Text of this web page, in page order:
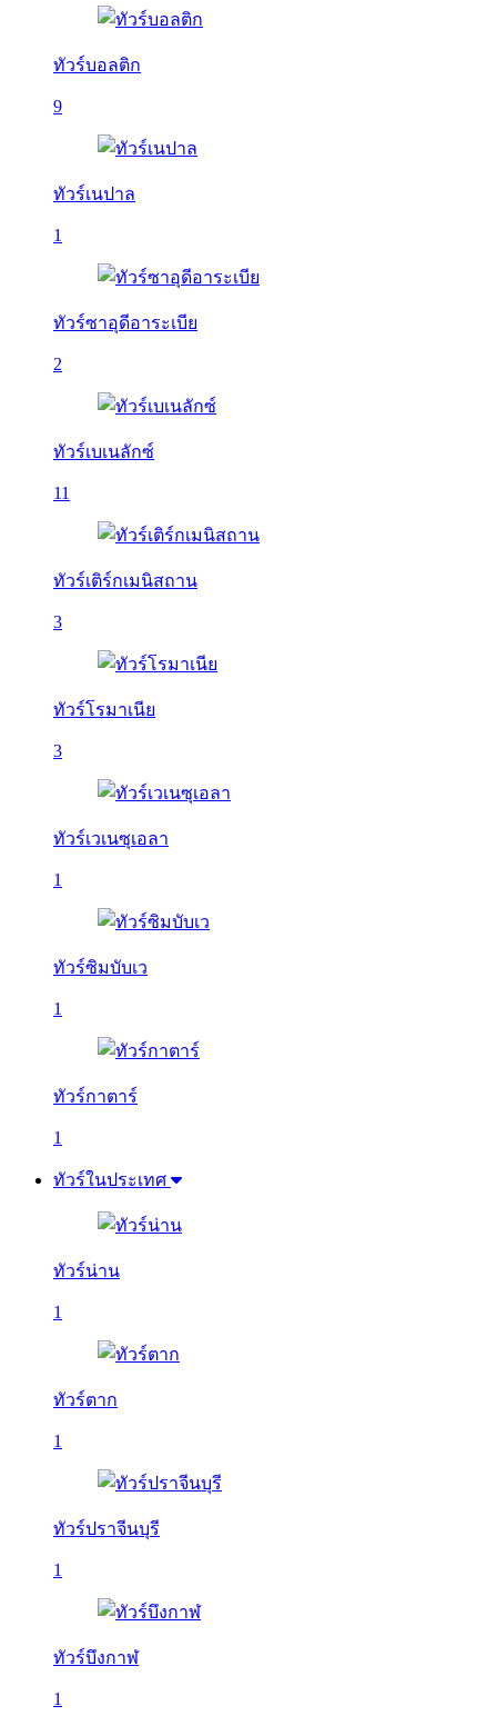
ทัวร์บอลติก
9
ทัวร์เนปาล
1
ทัวร์ซาอุดีอาระเบีย
2
ทัวร์เบเนลักซ์
11
ทัวร์เติร์กเมนิสถาน
3
ทัวร์โรมาเนีย
3
ทัวร์เวเนซุเอลา
1
ทัวร์ซิมบับเว
1
ทัวร์กาตาร์
1
ทัวร์ในประเทศ
ทัวร์น่าน
1
ทัวร์ตาก
1
ทัวร์ปราจีนบุรี
1
ทัวร์บึงกาฬ
1